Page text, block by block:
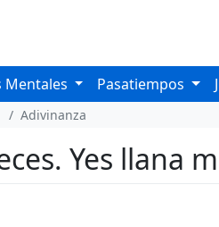
Mentales Pasatiempos
Adivinanza
Yes llana